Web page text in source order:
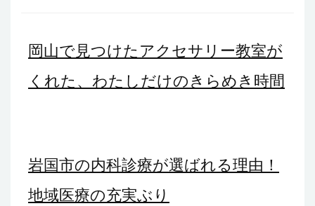
ョ
ン
岡山で見つけたアクセサリー教室が
くれた、わたしだけのきらめき時間
岩国市の内科診療が選ばれる理由！
地域医療の充実ぶり